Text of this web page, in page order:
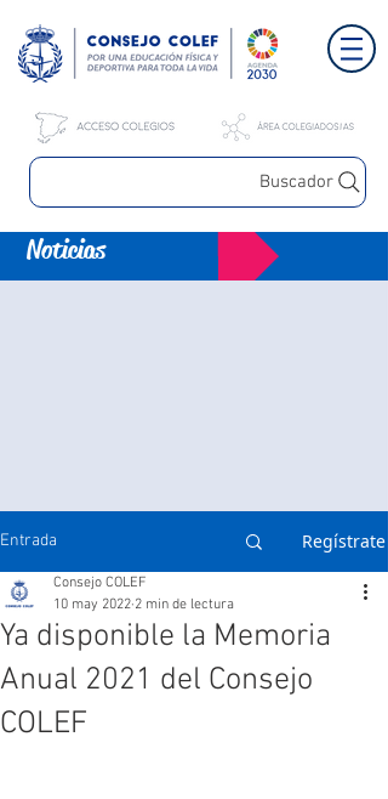
Buscador
Noticias
Entrada Regístrate
Ya disponible la Memoria
Anual 2021 del Consejo
COLEF
Consejo COLEF
10 may 2022 2 min de lectura